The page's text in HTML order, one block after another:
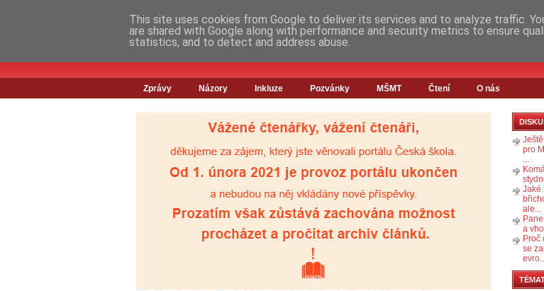
Zprávy Názory Inkluze Pozvánky MŠMT Čtení O nás
pro
...
Jaké
ale...
a
Proč
se
This site uses cookies from Google to deliver its services and to analyze traffic.
are shared with Google along with performance and security metrics to ensure
statistics, and to detect and address abuse.